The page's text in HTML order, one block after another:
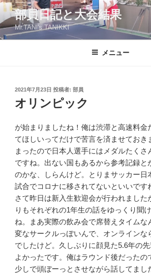
コ
ン
テ
ン
部員日記と大会結果
Mr.TANI's TANIKKI
メニュー
投
日:
2021年7月23日 投稿者: 部員
オリンピック
が始まりましたね！俺は渋滞と高速料金
てほしいってだけで苦言を済ませておき
まったので日本人選手にはメダルたくさ
ですね。出ない国もあるから参考記録と
のかな、しらんけど。とりまサッカー日
試合でコロナに移されてないといいです
さて昨日は新入生歓迎会が行われました
りもそれぞれの1年生の話をゆっくり聞
ね。まあ実際の飲み会で席替えタイムな
変なサークルっぽいんで、オンラインな
でしたけど。久しぶりに顔見た5.6年の
よかったです。俺はラウンド後だったの
少しで頭ぼーっとさせながら話してまし